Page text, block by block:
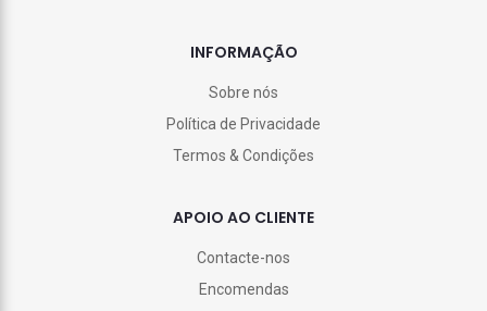
INFORMAÇÃO
Sobre nós
Política de Privacidade
Termos & Condições
APOIO AO CLIENTE
Contacte-nos
Encomendas